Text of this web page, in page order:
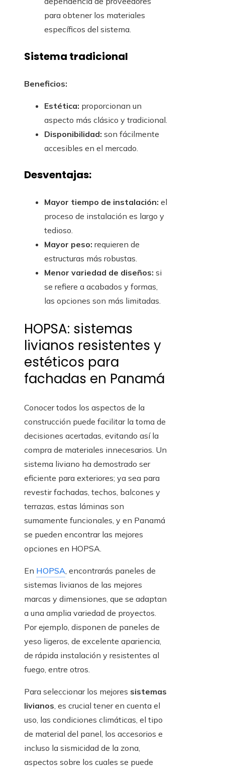
para obtener los materiales
específicos del sistema.
Sistema tradicional
Beneficios:
Estética: proporcionan un
aspecto más clásico y tradicional.
Disponibilidad: son fácilmente
accesibles en el mercado.
Desventajas:
Mayor tiempo de instalación: el
proceso de instalación es largo y
tedioso.
Mayor peso: requieren de
estructuras más robustas.
Menor variedad de diseños: si
se refiere a acabados y formas,
las opciones son más limitadas.
HOPSA: sistemas
livianos resistentes y
estéticos para
fachadas en Panamá
Conocer todos los aspectos de la
construcción puede facilitar la toma de
decisiones acertadas, evitando así la
compra de materiales innecesarios. Un
sistema liviano ha demostrado ser
eficiente para exteriores; ya sea para
revestir fachadas, techos, balcones y
terrazas, estas láminas son
sumamente funcionales, y en Panamá
se pueden encontrar las mejores
opciones en HOPSA.
En HOPSA , encontrarás paneles de
sistemas livianos de las mejores
marcas y dimensiones, que se adaptan
a una amplia variedad de proyectos.
Por ejemplo, disponen de paneles de
yeso ligeros, de excelente apariencia,
de rápida instalación y resistentes al
fuego, entre otros.
Para seleccionar los mejores sistemas
livianos , es crucial tener en cuenta el
uso, las condiciones climáticas, el tipo
de material del panel, los accesorios e
incluso la sismicidad de la zona,
aspectos sobre los cuales se puede